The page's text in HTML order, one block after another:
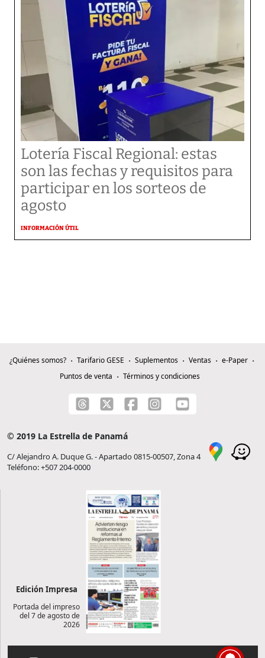
Lotería Fiscal Regional: estas
son las fechas y requisitos para
participar en los sorteos de
agosto
INFORMACIÓN ÚTIL
¿Quiénes somos? Tarifario GESE Suplementos Ventas
e-Paper
Puntos de venta
Términos y condiciones
© 2019 La Estrella de Panamá
C/ Alejandro A. Duque G. - Apartado 0815-00507, Zona 4
Teléfono: +507 204-0000
Edición Impresa
Portada del impreso
del 7 de agosto de
2026